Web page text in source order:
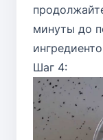
минуты до
Шаг 4: